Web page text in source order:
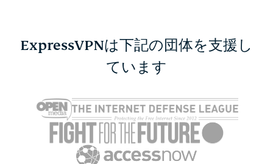
DHCPとDNSの違いと
組みを解説
Akash Deep 1 分
ィ・日常
はどれ？
ExpressVPNは下記の団体を支援し
ています